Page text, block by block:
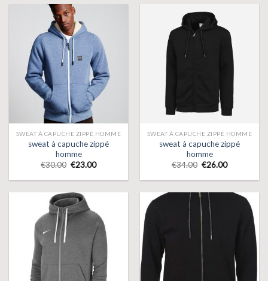
SWEAT À CAPUCHE ZIPPÉ HOMME
sweat à capuche zippé
homme
€30.00 €23.00
SWEAT À CAPUCHE ZIPPÉ HOMME
sweat à capuche zippé
homme
€34.00 €26.00